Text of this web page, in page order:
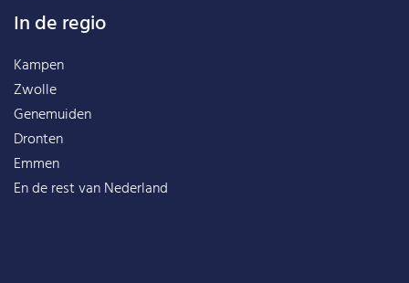
In de regio
Kampen
Zwolle
Genemuiden
Dronten
Emmen
En de rest vanNederland